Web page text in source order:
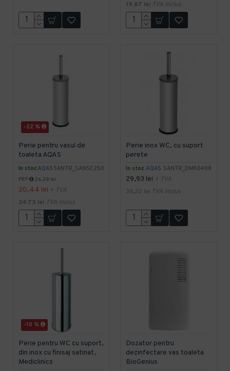
19,87 lei TVA inclus
-22 %
In stoc AQAS SANTR_SANSE250
Perie pentru vasul de
toaleta AQAS
PRP 26,28 lei
20,44 lei + TVA
24,73 lei TVA inclus
In stoc AQAS SANTR_DMK0408
Perie inox WC, cu suport
perete
29,93 lei + TVA
36,22 lei TVA inclus
-10 %
Perie pentru WC cu suport,
din inox cu finisaj satinat,
Mediclinics
Dozator pentru
dezinfectare vas toaleta
BioGenius